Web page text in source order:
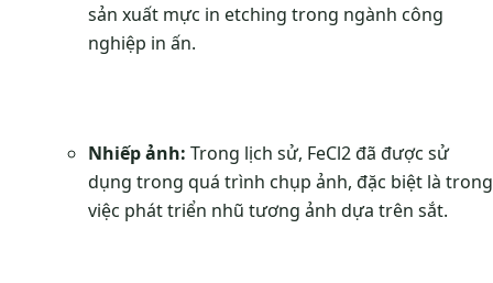
sản xuất mực in etching trong ngành công
nghiệp in ấn.
Nhiếp ảnh: Trong lịch sử, FeCl2 đã được sử
dụng trong quá trình chụp ảnh, đặc biệt là trong
việc phát triển nhũ tương ảnh dựa trên sắt.